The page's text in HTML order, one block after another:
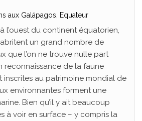
aux Galápagos, Equateur
l’ouest du continent équatorien,
un grand nombre de
que l’on ne trouve nulle part
reconnaissance de la faune
inscrites au patrimoine mondial de
environnantes forment une
Bien qu’il y ait beaucoup
à voir en surface – y compris la